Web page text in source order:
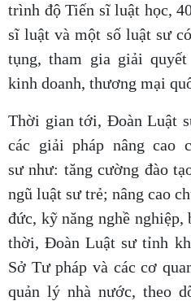
trình độ Tiến sĩ luật học,
sĩ luật và một số luật sư
tụng, tham gia giải
kinh doanh, thương mại
Thời gian tới, Đoàn Luật
các giải pháp nâng cao
sư như: tăng cường đào
ngũ luật sư trẻ; nâng cao
đức, kỹ năng nghề
thời, Đoàn Luật sư tỉnh
Sở Tư pháp và các cơ
quản lý nhà nước, theo